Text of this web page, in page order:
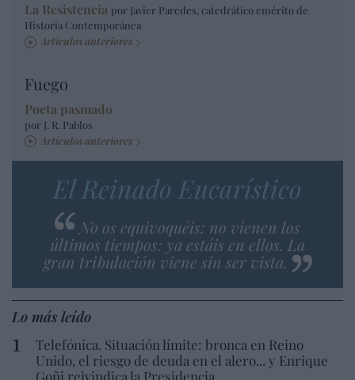
La Resistencia por Javier Paredes, catedrático emérito de
Historia Contemporánea
Artículos anteriores
Fuego
Poeta pasmado
por J. R. Pablos
Artículos anteriores
El Reinado Eucarístico
No os equivoquéis: no vienen los
últimos tiempos: ya estáis en ellos. La
gran tribulación viene sin ser vista.
Lo más leído
Telefónica. Situación límite: bronca en Reino
Unido, el riesgo de deuda en el alero... y Enrique
Goñi reivindica la Presidencia